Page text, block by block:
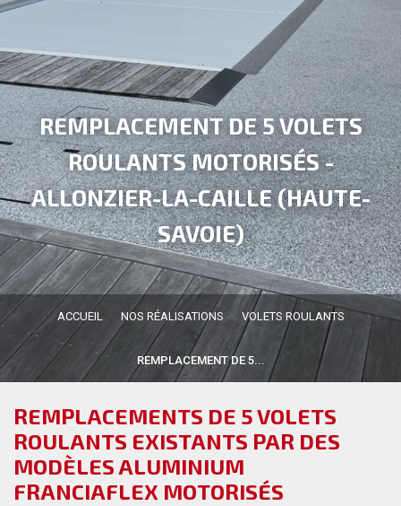
REMPLACEMENT DE 5 VOLETS
ROULANTS MOTORISÉS -
ALLONZIER-LA-CAILLE (HAUTE-
SAVOIE)
ACCUEIL NOS RÉALISATIONS VOLETS ROULANTS
REMPLACEMENT DE 5...
REMPLACEMENTS DE 5 VOLETS
ROULANTS EXISTANTS PAR DES
MODÈLES ALUMINIUM
FRANCIAFLEX MOTORISÉS